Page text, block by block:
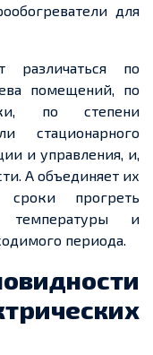
для
по
помещений, по
по степени
стационарного
и управления, и,
А объединяет их
прогреть
температуры и
периода.